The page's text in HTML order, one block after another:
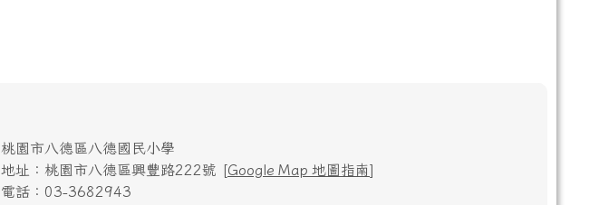
桃園市八德區八德國民小學
地址：桃園市八德區興豐路222號 [Google Map 地圖指南]
電話：03-3682943